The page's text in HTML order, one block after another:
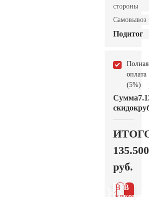
стороны
Самовывоз
Подитог
Полная
оплата
(5%)
Сумма
скидок
135.500
руб.
В
В 1